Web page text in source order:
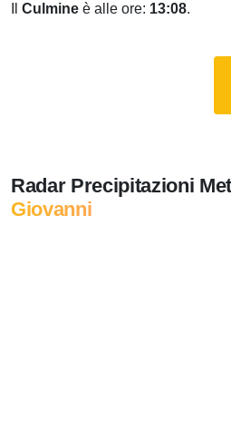
Culmine è alle ore: 13:08.
Radar Precipitazioni
Giovanni